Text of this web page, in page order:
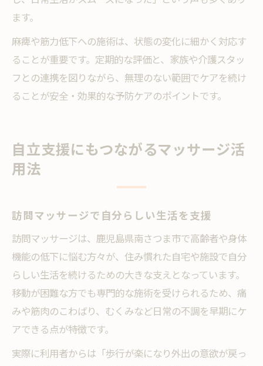
ます。
麻痺や筋力低下への施術は、状態の変化に細かく対応す
ることが重要です。定期的な評価と、家族や介護スタッ
フとの連携を図りながら、無理のない範囲でケアを続け
ることが安全・効果的な予防ケアのポイントです。
自立支援にもつながるマッサージ活
用法
訪問マッサージで自分らしい生活を支援
訪問マッサージは、鹿児島県南さつま市で高齢者や身体
機能の低下に悩む方々が、住み慣れた自宅や施設で自分
らしい生活を続けるための大きな支えとなっています。
移動が困難な方でも専門的な施術を受けられるため、痛
みや筋肉のこわばり、むくみなど日常の不調を早期にケ
アできる点が特徴です。
実際に利用者からは「歩行が楽になり外出の意欲が戻っ